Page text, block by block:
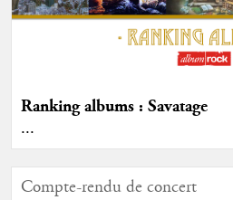
Ranking albums : Savatage
...
Compte-rendu de concert